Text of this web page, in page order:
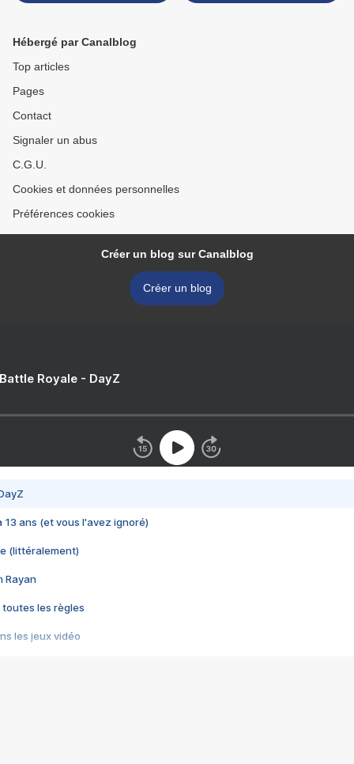
Hébergé par Canalblog
Top articles
Pages
Contact
Signaler un abus
C.G.U.
Cookies et données personnelles
Préférences cookies
Créer un blog sur Canalblog
Créer un blog
Royale - DayZ
13 ans (et vous l'avez ignoré)
(littéralement)
Rayan
toutes les règles
les jeux vidéo